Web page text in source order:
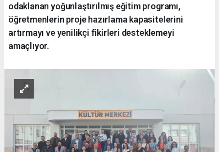
odaklanan yoğunlaştırılmış eğitim programı,
öğretmenlerin proje hazırlama kapasitelerini
artırmayı ve yenilikçi fikirleri desteklemeyi
amaçlıyor.